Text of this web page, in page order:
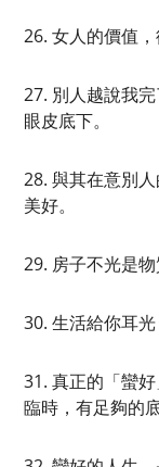
26. 女人的價值
27. 別人越說我
眼皮底下。
28. 與其在意別
美好。
29. 房子不光是
30. 生活給你耳光
31. 真正的「蠻
臨時，有足夠的